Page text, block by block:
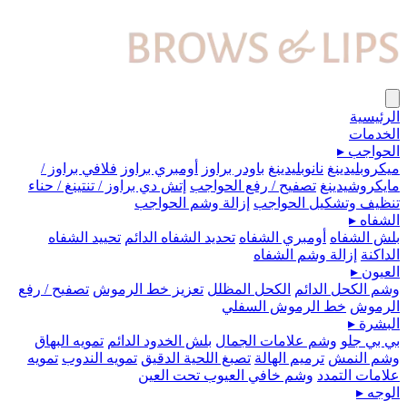
الرئيسية
الخدمات
الحواجب ▸
ميكروبلیدينغ نانوبليدينغ باودر براوز أومبري براوز فلافي براوز /
مايكروشيدينغ تصفيح / رفع الحواجب إتش دي براوز / تنتينغ / حناء
تنظيف وتشكيل الحواجب إزالة وشم الحواجب
الشفاه ▸
بلش الشفاه أومبري الشفاه تحديد الشفاه الدائم تحييد الشفاه
الداكنة إزالة وشم الشفاه
العيون ▸
وشم الكحل الدائم
الكحل المظلل تعزيز خط الرموش تصفيح / رفع
الرموش خط الرموش السفلي
البشرة ▸
بي بي جلو وشم علامات الجمال بلش الخدود الدائم تمويه البهاق
وشم النمش ترميم الهالة تصبغ اللحية الدقيق تمويه الندوب تمويه
علامات التمدد وشم خافي العيوب تحت العين
الوجه ▸